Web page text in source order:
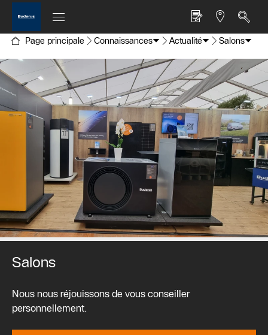
Page principale Connaissances Actualité Salons
Salons
Nous nous réjouissons de vous conseiller
personnellement.